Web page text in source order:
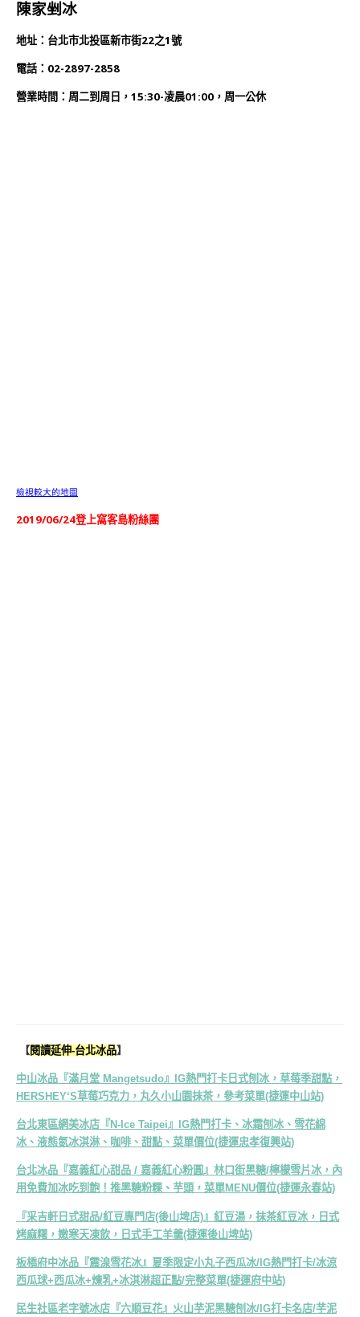
陳家剉冰
地址：台北市北投區新市街22之1號
電話：02-2897-2858
營業時間：周二到周日，15:30-凌晨01:00，周一公休
檢視較大的地圖
2019/06/24登上窩客島粉絲團
【 閱讀延伸-台北冰品】
中山冰品『滿月堂 Mangetsudo』IG熱門打卡日式刨冰，草莓季甜點，
HERSHEY‘S草莓巧克力，丸久小山園抹茶，參考菜單(捷運中山站)
台北東區網美冰店『N-Ice Taipei』IG熱門打卡、冰霜刨冰、雪花綿
冰、液態氮冰淇淋、咖啡、甜點、菜單價位(捷運忠孝復興站)
台北冰品『嘉義紅心甜品 / 嘉義紅心粉圓』林口街黑糖/檸檬雪片冰，內
用免費加冰吃到飽！推黑糖粉粿、芋頭，菜單MENU價位(捷運永春站)
『采吉軒日式甜品/紅豆專門店(後山埤店)』紅豆湯，抹茶紅豆冰，日式
烤麻糬，嫩寒天凍飲，日式手工羊羹(捷運後山埤站)
板橋府中冰品『震湶雪花冰』夏季限定小丸子西瓜冰/IG熱門打卡/冰涼
西瓜球+西瓜冰+煉乳+冰淇淋超正點/完整菜單(捷運府中站)
民生社區老字號冰店『六順豆花』火山芋泥黑糖刨冰/IG打卡名店/芋泥